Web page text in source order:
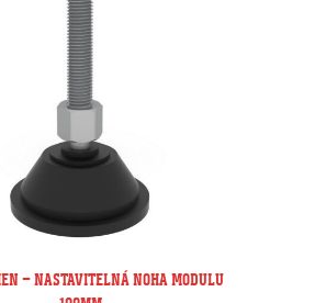
– NASTAVITELNÁ NOHA MODULU